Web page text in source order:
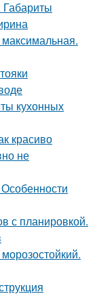
кухонных
красиво
не
с планировкой.